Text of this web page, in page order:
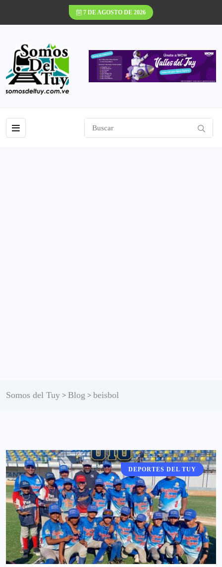
7 DE AGOSTO DE 2026
Somos del Tuy > Blog > beisbol
DEPORTES
DEPORTES DEL TUY